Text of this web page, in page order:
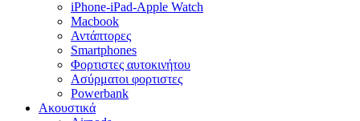
iPhone-iPad-Apple Watch
Macbook
Αντάπτορες
Smartphones
Φορτιστες αυτοκινήτου
Ασύρματοι φορτιστες
Powerbank
Ακουστικά